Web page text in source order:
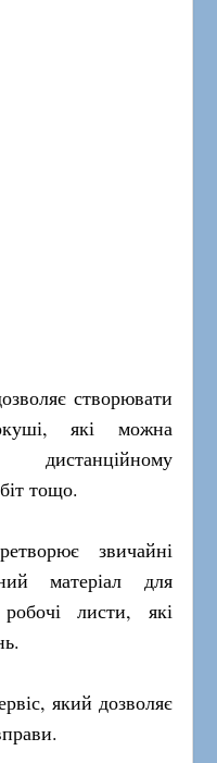
створювати
які можна
дистанційному
тощо.
звичайні
матеріал для
листи, які
який дозволяє